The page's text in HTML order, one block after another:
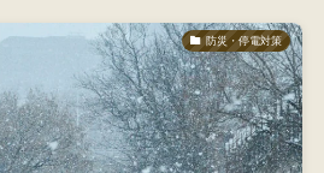
防災・停電対策